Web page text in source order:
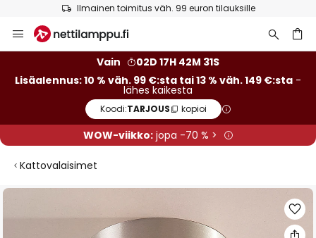
Ilmainen toimitus väh. 99 euron tilauksille
to
Vain
02D 17H 42M 30S
Lisäalennus: 10 % väh. 99 €:sta tai 13 % väh. 149 €:sta -
lähes kaikesta
Koodi:TARJOUS kopioi
WOW-viikko:jopa -70 % >
Kattovalaisimet
Skip